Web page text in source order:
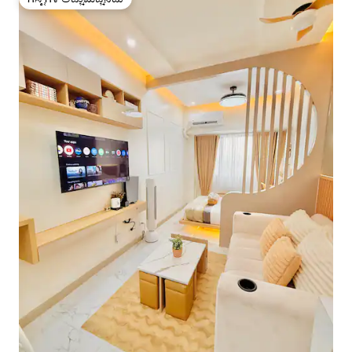
ಗೆಸ್ಟ್‌ಗಳ ಅಚ್ಚುಮೆಚ್ಚಿನದು